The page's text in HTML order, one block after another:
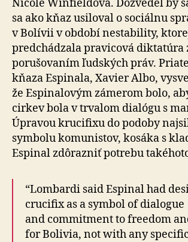
Nicole Winfieldová. Dozvedel by
sa ako kňaz usiloval o sociálnu
v Bolívii v období nestability,
predchádzala pravicová diktatúra
porušovaním ľudských práv.
kňaza Espinala, Xavier Albo,
že Espinalovým zámerom bolo,
cirkev bola v trvalom dialógu s
Úpravou krucifixu do podoby
symbolu komunistov, kosáka s
Espinal zdôrazniť potrebu
“Lombardi said Espinal had
crucifix as a symbol of dialogue
and commitment to freedom
for Bolivia, not with any